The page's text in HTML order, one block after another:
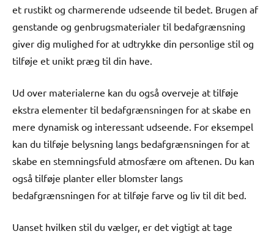
et rustikt og charmerende udseende til bedet. Brugen af ​​
genstande og genbrugsmaterialer til bedafgrænsning
giver dig mulighed for at udtrykke din personlige stil og
tilføje et unikt præg til din have.
Ud over materialerne kan du også overveje at tilføje
ekstra elementer til bedafgrænsningen for at skabe en
mere dynamisk og interessant udseende. For eksempel
kan du tilføje belysning langs bedafgrænsningen for at
skabe en stemningsfuld atmosfære om aftenen. Du kan
også tilføje planter eller blomster langs
bedafgrænsningen for at tilføje farve og liv til dit bed.
Uanset hvilken stil du vælger, er det vigtigt at tage